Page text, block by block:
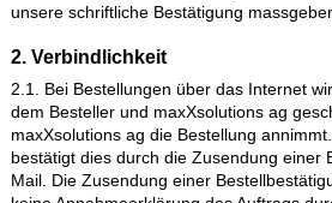
abweichender Bedingungen des
Vereinbarungen (einschließlich
Änderungen) haben in jedem Fall
Inhalt derartiger Vereinbarungen ist
unsere schriftliche Bestätigung
2. Verbindlichkeit